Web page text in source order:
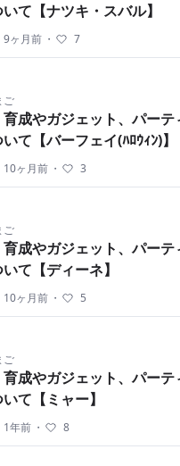
て【ナツキ・スバル】
9ヶ月前 ・ 7
ご
育成やガジェット、パーテ
て【バーフェイ(ﾊﾛｳｨﾝ)】
10ヶ月前 ・ 3
ご
育成やガジェット、パーテ
て【ディーネ】
10ヶ月前 ・ 5
ご
育成やガジェット、パーテ
て【ミャー】
1年前 ・ 8